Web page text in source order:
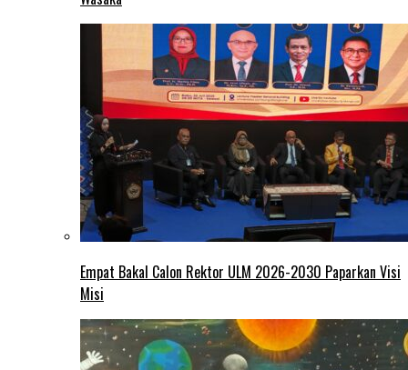
Empat Bakal Calon Rektor ULM 2026-2030 Paparkan Visi
Misi